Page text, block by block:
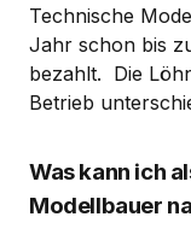
Technische
Jahr schon bis
bezahlt. Die
Betrieb
Was kann ich
Modellbauer